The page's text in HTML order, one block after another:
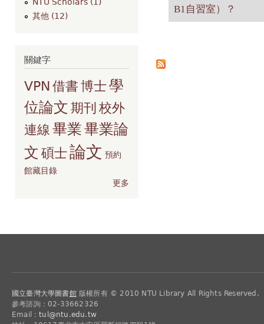
其他 (12)
關鍵字
VPN借書博士學
位論文 期刊 校外
連線 畢業畢業論
文 碩士論文 預約
館藏目錄
更多
B1自習室）？
國立臺灣大學圖書館版權所有 © 2010 NTU Library All Rights Reserved.
參考諮詢：02-33662326
Email：tul@ntu.edu.tw